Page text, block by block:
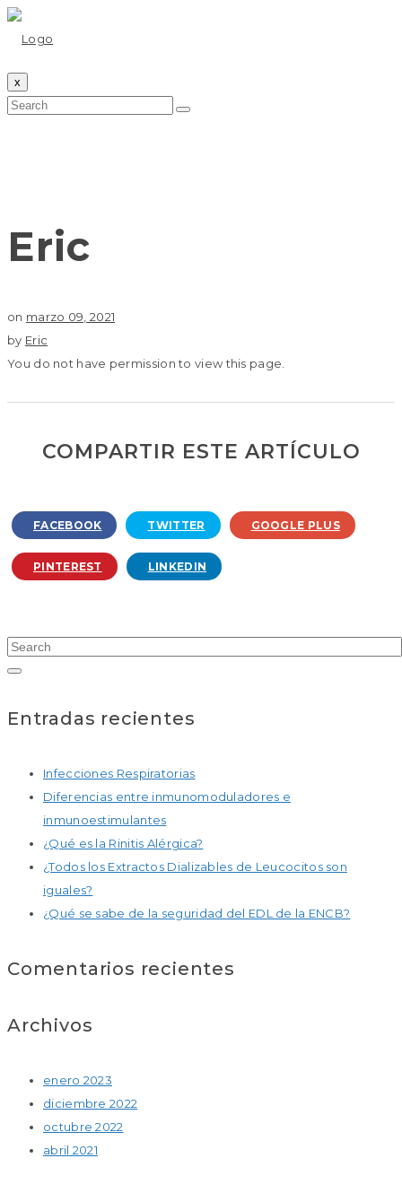
x
Eric
on marzo 09, 2021
by Eric
You do not have permission to view this page.
COMPARTIR ESTE ARTÍCULO
FACEBOOK TWITTER GOOGLE PLUS
PINTEREST LINKEDIN
Entradas recientes
Infecciones Respiratorias
Diferencias entre inmunomoduladores e
inmunoestimulantes
¿Qué es la Rinitis Alérgica?
¿Todos los Extractos Dializables de Leucocitos son
iguales?
¿Qué se sabe de la seguridad del EDL de la ENCB?
Comentarios recientes
Archivos
enero 2023
diciembre 2022
octubre 2022
abril 2021